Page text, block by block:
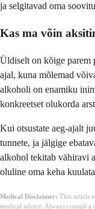
ja selgitavad oma
Kas ma võin
Üldiselt on kõige
ajal, kuna mõlemad
alkoholi on enamiku
konkreetset olukorda
Kui otsustate aeg-ajalt
tunnete, ja jälgige
alkohol tekitab vähiravi
oluline oma keha
Medical Disclaimer: This article
medical advice. Always consult